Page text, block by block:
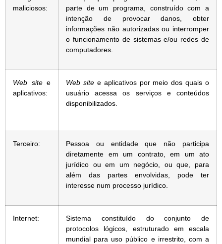
maliciosos:
parte de um programa, construído com a
intenção de provocar danos, obter
informações não autorizadas ou interromper
o funcionamento de sistemas e/ou redes de
computadores.
Web sitee
aplicativos:
Web sitee aplicativos por meio dos quais o
usuário acessa os serviços e conteúdos
disponibilizados.
Terceiro:
Pessoa ou entidade que não participa
diretamente em um contrato, em um ato
jurídico ou em um negócio, ou que, para
além das partes envolvidas, pode ter
interesse num processo jurídico.
Internet:
Sistema constituído do conjunto de
protocolos lógicos, estruturado em escala
mundial para uso público e irrestrito, com a